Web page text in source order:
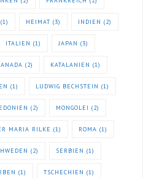
(1) HEIMAT (3) INDIEN (2)
ITALIEN (1) JAPAN (3)
(2) KATALANIEN (1)
(1) LUDWIG BECHSTEIN (1)
(2) MONGOLEI (2)
MARIA RILKE (1) ROMA (1)
(2) SERBIEN (1)
(1) TSCHECHIEN (1)